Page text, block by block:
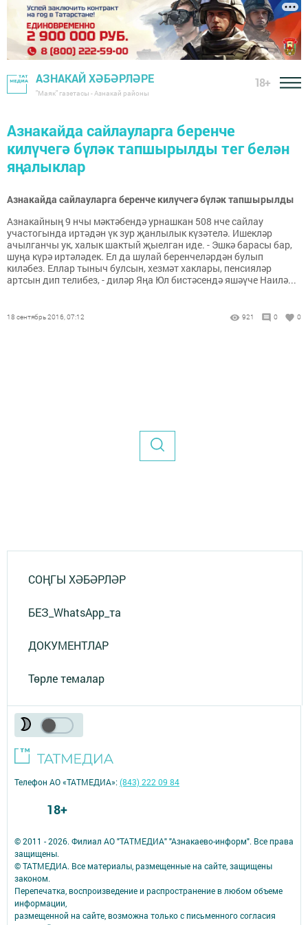
АЗНАКАЙ ХӘБӘРЛӘРЕ
"Маяк" газетасы - Азнакай районы
18+
Азнакайда сайлауларга беренче
килүчегә бүләк тапшырылды тег белән
яңалыклар
Азнакайда сайлауларга беренче килүчегә бүләк тапшырылды
Азнакайның 9 нчы мәктәбендә урнашкан 508 нче сайлау
участогында иртәдән үк зур җанлылык күзәтелә. Ишекләр
ачылганчы ук, халык шактый җыелган иде. - Эшкә барасы бар,
шуңа күрә иртәләдек. Ел да шулай беренчеләрдән булып
киләбез. Еллар тыныч булсын, хезмәт хаклары, пенсияләр
артсын дип телибез, - диләр Яңа Юл бистәсендә яшәүче Наилә...
18 сентябрь 2016, 07:12 921 0 0
СОҢГЫ ХӘБӘРЛӘР
БЕЗ_WhatsApp_та
ДОКУМЕНТЛАР
Төрле темалар
© 2011 - 2026. Филиал АО "ТАТМЕДИА" "Азнакаево-информ". Все права
защищены.
© ТАТМЕДИА. Все материалы, размещенные на сайте, защищены
законом.
Перепечатка, воспроизведение и распространение в любом объеме
информации,
размещенной на сайте, возможна только с письменного согласия
Телефон АО «ТАТМЕДИА»:(843) 222 09 84
18+